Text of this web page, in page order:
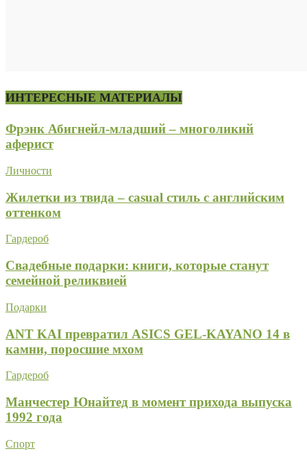
ИНТЕРЕСНЫЕ МАТЕРИАЛЫ
Фрэнк Абигнейл-младший – многоликий
аферист
Личности
Жилетки из твида – casual стиль с английским
оттенком
Гардероб
Свадебные подарки: книги, которые станут
семейной реликвией
Подарки
ANT KAI превратил ASICS GEL-KAYANO 14 в
камни, поросшие мхом
Гардероб
Манчестер Юнайтед в момент прихода выпуска
1992 года
Спорт